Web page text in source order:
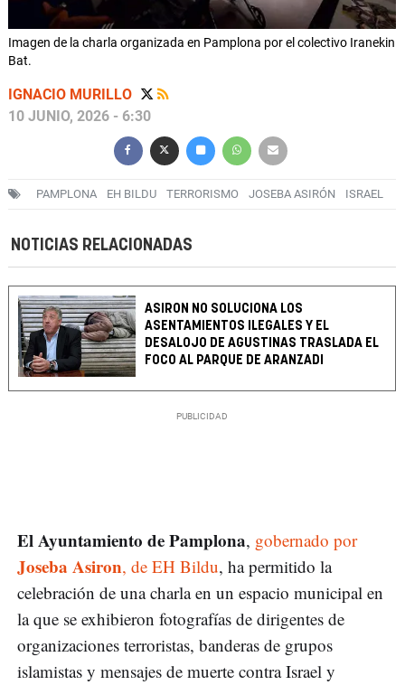
Imagen de la charla organizada en Pamplona por el colectivo Iranekin
Bat.
IGNACIO MURILLO
10 JUNIO, 2026 - 6:30
PAMPLONA EH BILDU TERRORISMO JOSEBA ASIRÓN ISRAEL
NOTICIAS RELACIONADAS
ASIRON NO SOLUCIONA LOS
ASENTAMIENTOS ILEGALES Y EL
DESALOJO DE AGUSTINAS TRASLADA EL
FOCO AL PARQUE DE ARANZADI
El Ayuntamiento de Pamplona, gobernado por
Joseba Asiron, de EH Bildu, ha permitido la
celebración de una charla en un espacio municipal en
la que se exhibieron fotografías de dirigentes de
organizaciones terroristas, banderas de grupos
islamistas y mensajes de muerte contra Israel y